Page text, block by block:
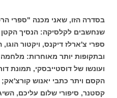
בסדרה הזו, שאני מכנה "ספרי
שנחשבים לקלסיקה: הנסיך הקטן
ספרי צ'ארלז דיקנס, ויקטור
ובתקופות יותר מאוחרות:
ועונשו של דוסטייבסקי, תמונת
קסטנר, סיפורי שלום עליכם,